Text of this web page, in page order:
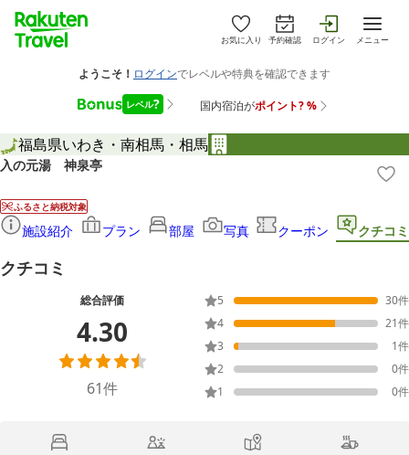
お気に入り 予約確認 ログイン メニュー
福島県いわき・南相馬・相馬
入の元湯 神泉亭
ふるさと納税対象
施設紹介 プラン 部屋 写真 クーポン クチコミ
クチコミ
総合評価
4.30
61件
5 30件
4
21件
3
1件
2
0件
1
0件